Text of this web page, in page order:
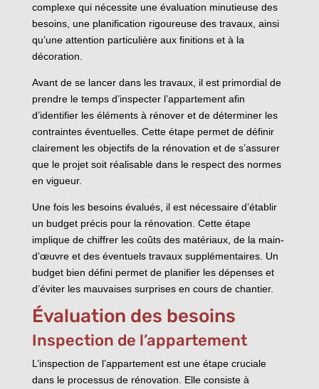
complexe qui nécessite une évaluation minutieuse des
besoins, une planification rigoureuse des travaux, ainsi
qu’une attention particulière aux finitions et à la
décoration.
Avant de se lancer dans les travaux, il est primordial de
prendre le temps d’inspecter l’appartement afin
d’identifier les éléments à rénover et de déterminer les
contraintes éventuelles. Cette étape permet de définir
clairement les objectifs de la rénovation et de s’assurer
que le projet soit réalisable dans le respect des normes
en vigueur.
Une fois les besoins évalués, il est nécessaire d’établir
un budget précis pour la rénovation. Cette étape
implique de chiffrer les coûts des matériaux, de la main-
d’œuvre et des éventuels travaux supplémentaires. Un
budget bien défini permet de planifier les dépenses et
d’éviter les mauvaises surprises en cours de chantier.
Évaluation des besoins
Inspection de l’appartement
L’inspection de l’appartement est une étape cruciale
dans le processus de rénovation. Elle consiste à